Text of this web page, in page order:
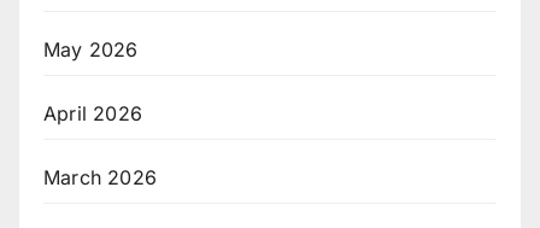
May 2026
April 2026
March 2026